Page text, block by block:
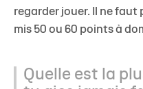
regarder jouer. Il ne faut
mis 50 ou 60 points à
Quelle est la